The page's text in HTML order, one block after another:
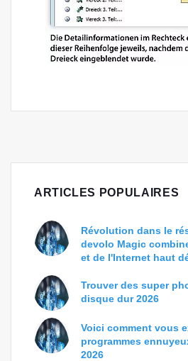
ARTICLES POPULAIRES
Révolution dans le
devolo Magic
et de l'Internet haut
Trouver des super
disque dur 2026
Voici comment vous
programmes
2026